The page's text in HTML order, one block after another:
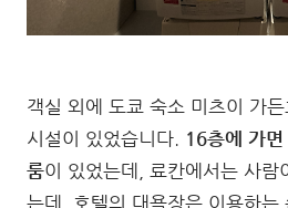
객실 외에 도쿄 숙소 미츠이 가
시설이 있었습니다. 16층에 가
룸이 있었는데, 료칸에서는 사람
는데, 호텔의 대욕장은 이용하는